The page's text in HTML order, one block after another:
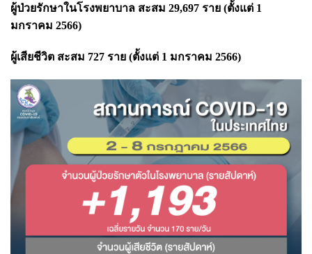
ผู้ป่วยรักษาในโรงพยาบาล สะสม 29,697 ราย (ตั้งแต่ 1
มกราคม 2566)
ผู้เสียชีวิต สะสม 727 ราย (ตั้งแต่ 1 มกราคม 2566)